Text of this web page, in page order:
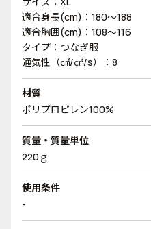
適合身長(cm)：180～188
適合胸囲(cm)：108～116
タイプ：つなぎ服
通気性（㎤/㎤/s）：8
材質
ポリプロピレン100%
質量・質量単位
220ｇ
使用条件
-